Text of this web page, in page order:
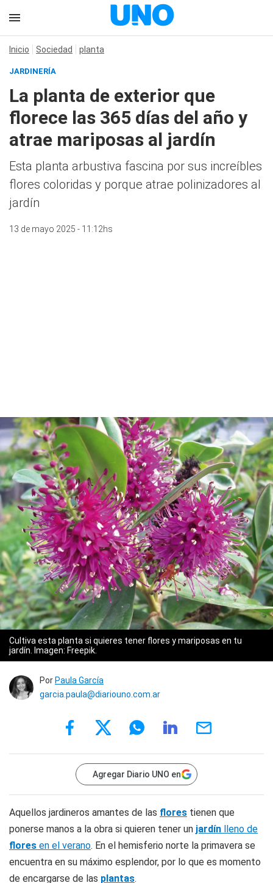
Inicio Sociedad planta
JARDINERÍA
La planta de exterior que
florece las 365 días del año y
atrae mariposas al jardín
Esta planta arbustiva fascina por sus increíbles
flores coloridas y porque atrae polinizadores al
jardín
13 de mayo 2025 - 11:12hs
Cultiva esta planta si quieres tener flores y mariposas en tu
jardín. Imagen: Freepik.
Por Paula García
garcia.paula@diariouno.com.ar
Agregar Diario UNO en
Aquellos jardineros amantes de las flores tienen que
ponerse manos a la obra si quieren tener un jardín lleno de
flores en el verano. En el hemisferio norte la primavera se
encuentra en su máximo esplendor, por lo que es momento
de encargarse de las plantas.